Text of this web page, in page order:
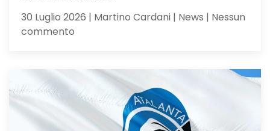
30 Luglio 2026 | Martino Cardani | News | Nessun
commento
alla
Juventus:
Dea,
non